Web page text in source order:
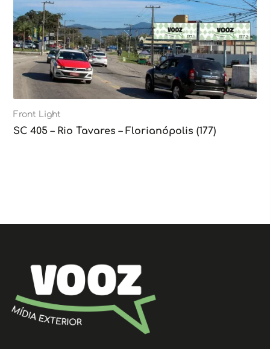
Front Light
SC 405 – Rio Tavares – Florianópolis (177)